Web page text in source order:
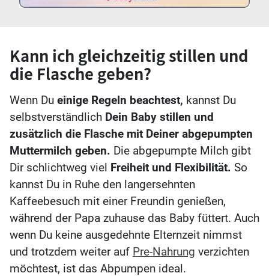
Kann ich gleichzeitig stillen und
die Flasche geben?
Wenn Du einige Regeln beachtest, kannst Du
selbstverständlich Dein Baby stillen und
zusätzlich die Flasche mit Deiner abgepumpten
Muttermilch geben. Die abgepumpte Milch gibt
Dir schlichtweg viel Freiheit und Flexibilität. So
kannst Du in Ruhe den langersehnten
Kaffeebesuch mit einer Freundin genießen,
während der Papa zuhause das Baby füttert. Auch
wenn Du keine ausgedehnte Elternzeit nimmst
und trotzdem weiter auf Pre-Nahrung verzichten
möchtest, ist das Abpumpen ideal.